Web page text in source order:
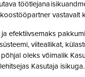
töötlejana
vastavalt
efektiivsemaks
viiteallikat,
oleks võimalik
Kasutaja isikuga.